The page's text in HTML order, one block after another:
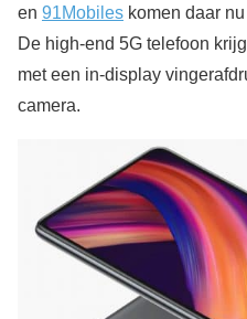
en 91Mobiles komen daar
De high-end 5G telefoon
met een in-display
camera.